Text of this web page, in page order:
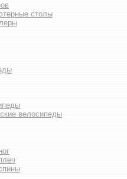
столы
велосипеды